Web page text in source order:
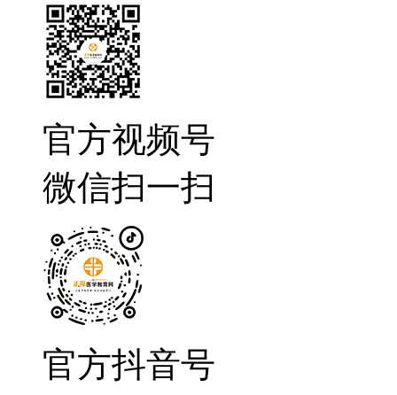
官方视频号
微信扫一扫
官方抖音号